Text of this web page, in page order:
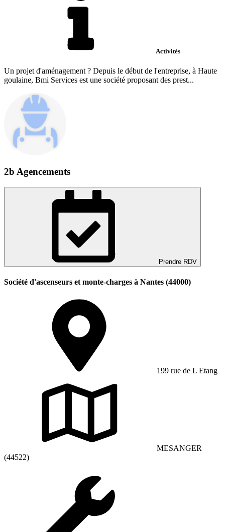
Activités
Un projet d'aménagement ? Depuis le début de l'entreprise, à Haute
goulaine, Bmi Services est une société proposant des prest...
2b Agencements
Prendre RDV
Société d'ascenseurs et monte-charges à Nantes (44000)
199 rue de L Etang
MESANGER
(44522)